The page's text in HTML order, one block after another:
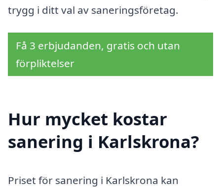
trygg i ditt val av saneringsföretag.
Få 3 erbjudanden, gratis och utan
förpliktelser
Hur mycket kostar
sanering i Karlskrona?
Priset för sanering i Karlskrona kan